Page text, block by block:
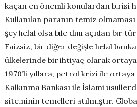
kaçan en önemli konulardan birisi
Kullanılan paranın temiz
şey helal olsa bile dini açıdan bir tür
Faizsiz, bir diğer değişle helal
ülkelerinde bir ihtiyaç olarak ortaya
1970’li yıllara, petrol krizi ile ortaya
Kalkınma Bankası ile İslami
siteminin temelleri atılmıştır.